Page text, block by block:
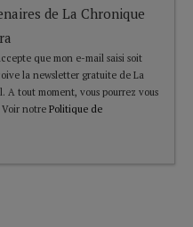
de La Chronique
que mon e-mail saisi soit
la newsletter gratuite de La
A tout moment, vous pourrez vous
notre Politique de